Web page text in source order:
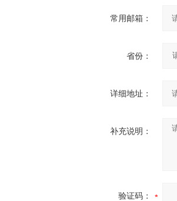
常用邮箱：
省份：
详细地址：
补充说明：
验证码：